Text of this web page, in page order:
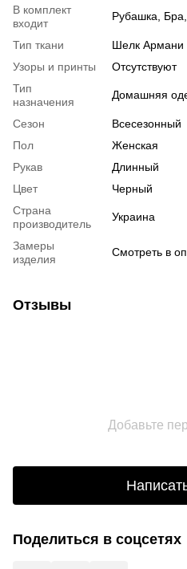
В комплект
входит
Рубашка,
Тип ткани
Шелк Армани
Узоры и принты
Отсутствуют
Тип
назначения
Домашняя
Сезон
Всесезонный
Пол
Женская
Рукав
Длинный
Цвет
Черный
Страна
производитель
Украина
Замеры
изделия
Смотреть в
Отзывы
Добавьте
Поделиться в соцсетях